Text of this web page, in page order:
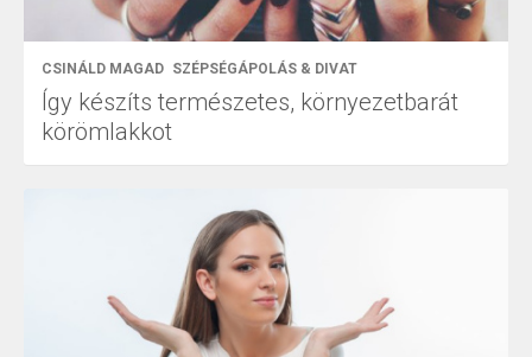
CSINÁLD MAGAD SZÉPSÉGÁPOLÁS & DIVAT
Így készíts természetes, környezetbarát
körömlakkot